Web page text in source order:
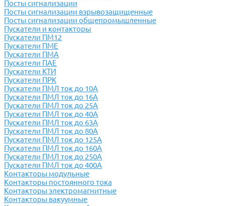
Посты сигнализации
Посты сигнализации взрывозащищенные
Посты сигнализации общепромышленные
Пускатели и контакторы
Пускатели ПМ12
Пускатели ПМЕ
Пускатели ПМА
Пускатели ПАЕ
Пускатели КТИ
Пускатели ПРК
Пускатели ПМЛ ток до 10А
Пускатели ПМЛ ток до 16А
Пускатели ПМЛ ток до 25А
Пускатели ПМЛ ток до 40А
Пускатели ПМЛ ток до 63А
Пускатели ПМЛ ток до 80А
Пускатели ПМЛ ток до 125А
Пускатели ПМЛ ток до 160А
Пускатели ПМЛ ток до 250А
Пускатели ПМЛ ток до 400А
Контакторы модульные
Контакторы постоянного тока
Контакторы электромагнитные
Контакторы вакуумные